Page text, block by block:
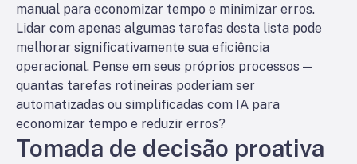
manual para economizar tempo e minimizar erros.
Lidar com apenas algumas tarefas desta lista pode
melhorar significativamente sua eficiência
operacional. Pense em seus próprios processos —
quantas tarefas rotineiras poderiam ser
automatizadas ou simplificadas com IA para
economizar tempo e reduzir erros?
Tomada de decisão proativa